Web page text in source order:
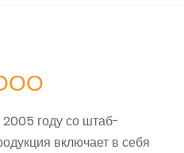
году со штаб-
включает в себя